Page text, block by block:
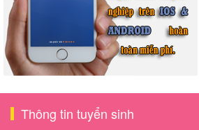
Thông tin tuyển sinh